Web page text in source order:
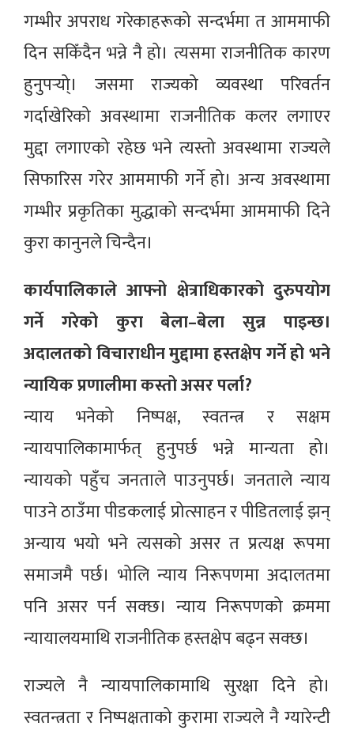
गम्भीर अपराध गरेकाहरूको सन्दर्भमा त आममाफी
दिन सकिँदैन भन्ने नै हो। त्यसमा राजनीतिक कारण
हुनुपर्‍यो्। जसमा राज्यको व्यवस्था परिवर्तन
गर्दाखेरिको अवस्थामा राजनीतिक कलर लगाएर
मुद्दा लगाएको रहेछ भने त्यस्तो अवस्थामा राज्यले
सिफारिस गरेर आममाफी गर्ने हो। अन्य अवस्थामा
गम्भीर प्रकृतिका मुद्धाको सन्दर्भमा आममाफी दिने
कुरा कानुनले चिन्दैन।
कार्यपालिकाले आफ्नो क्षेत्राधिकारको दुरुपयोग
गर्ने गरेको कुरा बेला–बेला सुन्न पाइन्छ।
अदालतको विचाराधीन मुद्दामा हस्तक्षेप गर्ने हो भने
न्यायिक प्रणालीमा कस्तो असर पर्ला?
न्याय भनेको निष्पक्ष, स्वतन्त्र र सक्षम
न्यायपालिकामार्फत् हुनुपर्छ भन्ने मान्यता हो।
न्यायको पहुँच जनताले पाउनुपर्छ। जनताले न्याय
पाउने ठाउँमा पीडकलाई प्रोत्साहन र पीडितलाई झन्
अन्याय भयो भने त्यसको असर त प्रत्यक्ष रूपमा
समाजमै पर्छ। भोलि न्याय निरूपणमा अदालतमा
पनि असर पर्न सक्छ। न्याय निरूपणको क्रममा
न्यायालयमाथि राजनीतिक हस्तक्षेप बढ्न सक्छ।
राज्यले नै न्यायपालिकामाथि सुरक्षा दिने हो।
स्वतन्त्रता र निष्पक्षताको कुरामा राज्यले नै ग्यारेन्टी